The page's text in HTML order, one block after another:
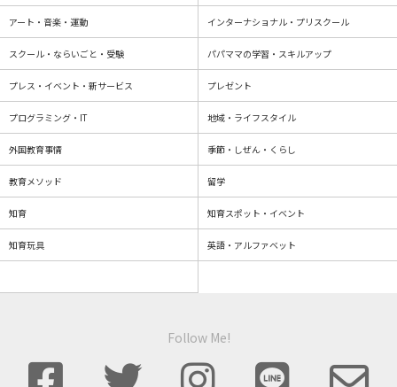
アート・音楽・運動 インターナショナル・プリスクール
スクール・ならいごと・受験 パパママの学習・スキルアップ
プレス・イベント・新サービス プレゼント
プログラミング・IT 地域・ライフスタイル
外国教育事情 季節・しぜん・くらし
教育メソッド 留学
知育 知育スポット・イベント
知育玩具 英語・アルファベット
Follow Me!